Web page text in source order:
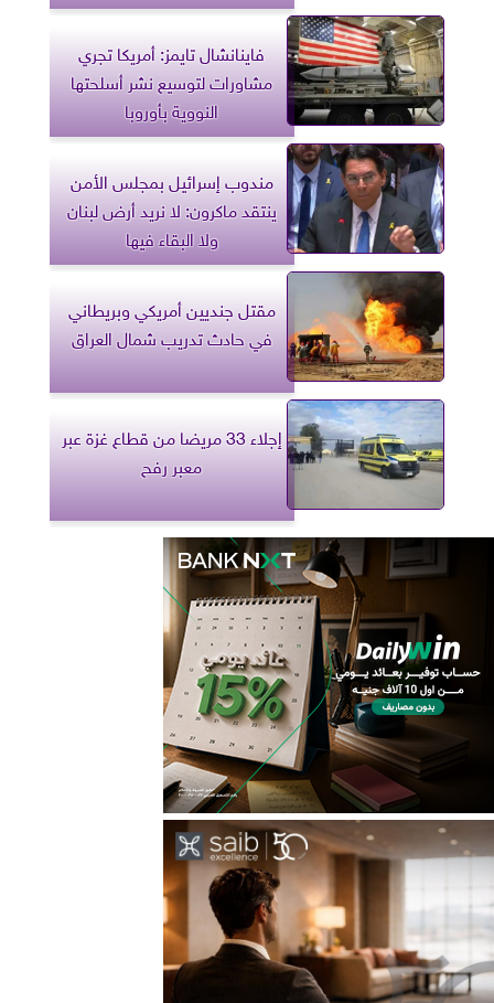
فاينانشال تايمز: أمريكا تجري
مشاورات لتوسيع نشر أسلحتها
النووية بأوروبا
مندوب إسرائيل بمجلس الأمن
ينتقد ماكرون: لا نريد أرض لبنان
ولا البقاء فيها
مقتل جنديين أمريكي وبريطاني
في حادث تدريب شمال العراق
إجلاء 33 مريضا من قطاع غزة عبر
معبر رفح